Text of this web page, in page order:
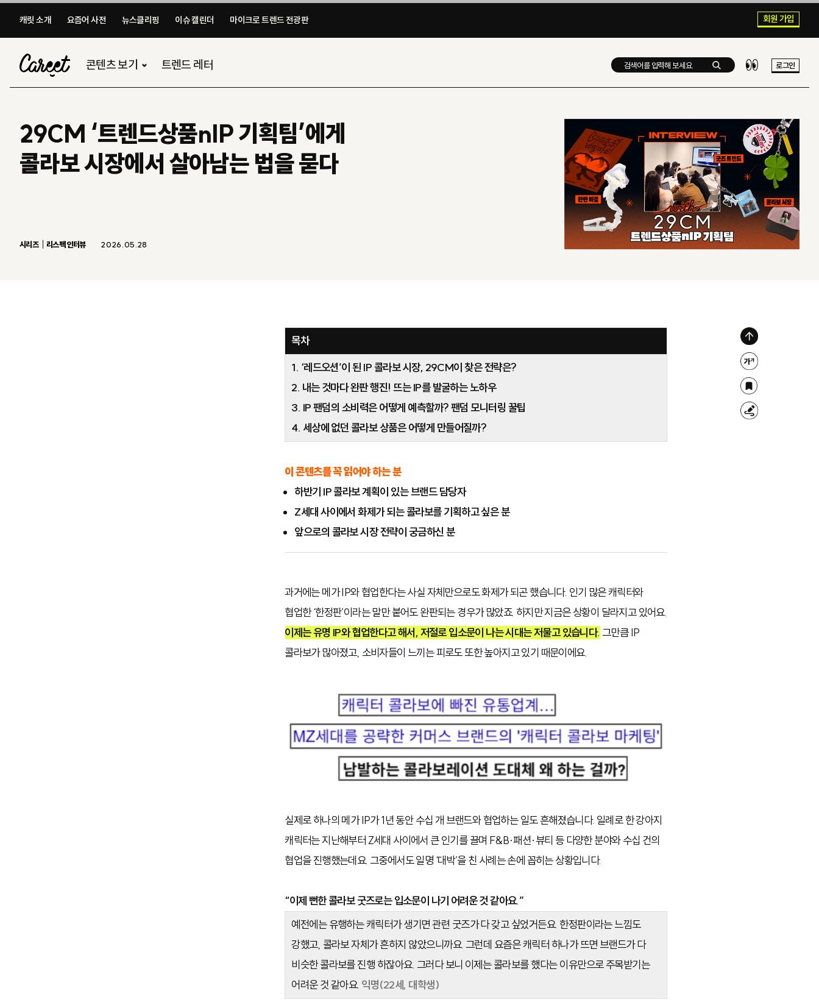
캐릿 소개 요즘어 사전 뉴스클리핑 이슈 캘린더 마이크로 트렌드 전광판​ 회원 가입
콘텐츠 보기 트렌드 레터 로그인
29CM ‘트렌드상품nIP 기획팀’에게
콜라보 시장에서 살아남는 법을 묻다
시리즈 리스펙 인터뷰 2026.05.28
목차
1. ‘레드오션’이 된 IP 콜라보 시장, 29CM이 찾은 전략은?
2. 내는 것마다 완판 행진! 뜨는 IP를 발굴하는 노하우
3. IP 팬덤의 소비력은 어떻게 예측할까? 팬덤 모니터링 꿀팁
4. 세상에 없던 콜라보 상품은 어떻게 만들어질까?
이 콘텐츠를 꼭 읽어야 하는 분
하반기 IP 콜라보 계획이 있는 브랜드 담당자
Z세대 사이에서 화제가 되는 콜라보를 기획하고 싶은 분
앞으로의 콜라보 시장 전략이 궁금하신 분
과거에는 메가 IP와 협업한다는 사실 자체만으로도 화제가 되곤 했습니다. 인기 많은 캐릭터와
협업한 ‘한정판’이라는 말만 붙어도 완판되는 경우가 많았죠. 하지만 지금은 상황이 달라지고 있어요.
이제는 유명 IP와 협업한다고 해서, 저절로 입소문이 나는 시대는 저물고 있습니다. 그만큼 IP
콜라보가 많아졌고, 소비자들이 느끼는 피로도 또한 높아지고 있기 때문이에요.
실제로 하나의 메가 IP가 1년 동안 수십 개 브랜드와 협업하는 일도 흔해졌습니다. 일례로 한 강아지
캐릭터는 지난해부터 Z세대 사이에서 큰 인기를 끌며 F&B·패션·뷰티 등 다양한 분야와 수십 건의
협업을 진행했는데요. 그중에서도 일명 ‘대박’을 친 사례는 손에 꼽히는 상황입니다.
“이제 뻔한 콜라보 굿즈로는 입소문이 나기 어려운 것 같아요.”
예전에는 유행하는 캐릭터가 생기면 관련 굿즈가 다 갖고 싶었거든요. 한정판이라는 느낌도
강했고, 콜라보 자체가 흔하지 않았으니까요. 그런데 요즘은 캐릭터 하나가 뜨면 브랜드가 다
비슷한 콜라보를 진행 하잖아요. 그러다 보니 이제는 콜라보를 했다는 이유만으로 주목받기는
어려운 것 같아요. 익명(22세, 대학생)
위
로
가
기
글
자
크
기
북
마
형